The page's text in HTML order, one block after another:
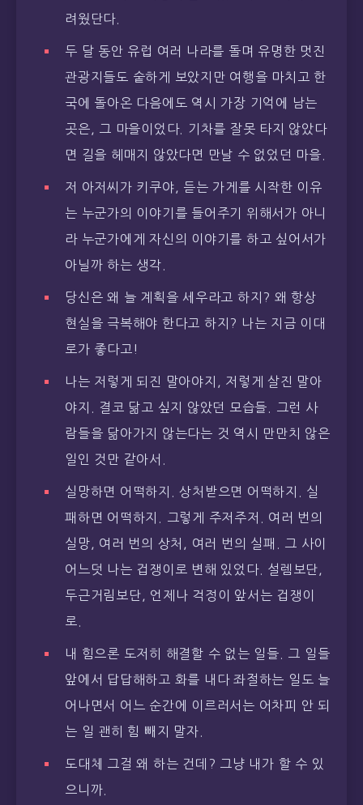
려웠단다.
두 달 동안 유럽 여러 나라를 돌며 유명한 멋진
관광지들도 숱하게 보았지만 여행을 마치고 한
국에 돌아온 다음에도 역시 가장 기억에 남는
곳은, 그 마을이었다. 기차를 잘못 타지 않았다
면 길을 헤매지 않았다면 만날 수 없었던 마을.
저 아저씨가 키쿠야, 듣는 가게를 시작한 이유
는 누군가의 이야기를 들어주기 위해서가 아니
라 누군가에게 자신의 이야기를 하고 싶어서가
아닐까 하는 생각.
당신은 왜 늘 계획을 세우라고 하지? 왜 항상
현실을 극복해야 한다고 하지? 나는 지금 이대
로가 좋다고!
나는 저렇게 되진 말아야지, 저렇게 살진 말아
야지. 결코 닮고 싶지 않았던 모습들. 그런 사
람들을 닮아가지 않는다는 것 역시 만만치 않은
일인 것만 같아서.
실망하면 어떡하지. 상처받으면 어떡하지. 실
패하면 어떡하지. 그렇게 주저주저. 여러 번의
실망, 여러 번의 상처, 여러 번의 실패. 그 사이
어느덧 나는 겁쟁이로 변해 있었다. 설렘보단,
두근거림보단, 언제나 걱정이 앞서는 겁쟁이
로.
내 힘으론 도저히 해결할 수 없는 일들. 그 일들
앞에서 답답해하고 화를 내다 좌절하는 일도 늘
어나면서 어느 순간에 이르러서는 어차피 안 되
는 일 괜히 힘 빼지 말자.
도대체 그걸 왜 하는 건데? 그냥 내가 할 수 있
으니까.